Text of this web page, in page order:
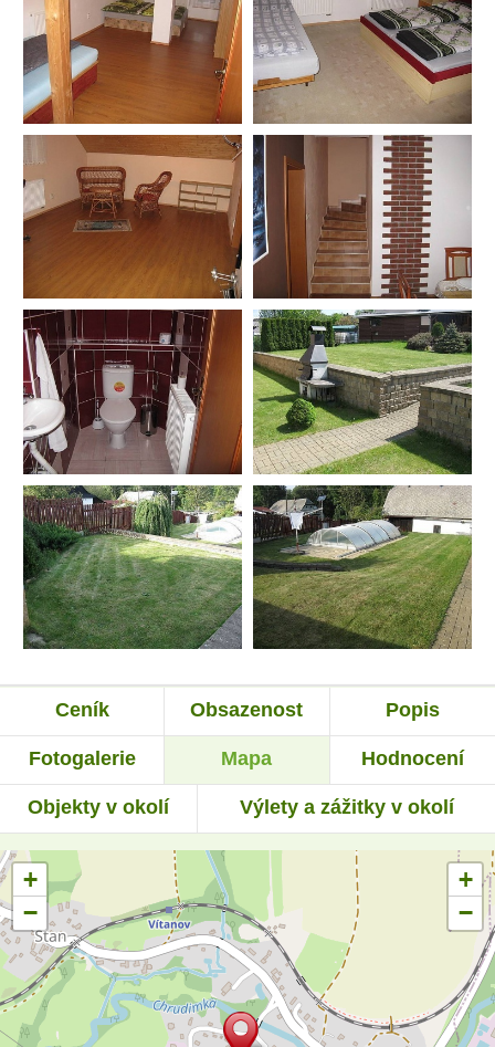
Ceník Obsazenost Popis
Fotogalerie Mapa Hodnocení
Objekty v okolí Výlety a zážitky v okolí
+
−
+
−